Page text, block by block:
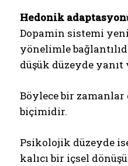
Hedonik adaptasyon
Dopamin sistemi
yönelimle
düşük düzeyde
Böylece bir zamanlar
biçimidir.
Psikolojik düzeyde
kalıcı bir içsel